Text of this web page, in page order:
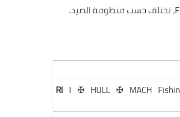
RII ✠ HULL ✠ MACH